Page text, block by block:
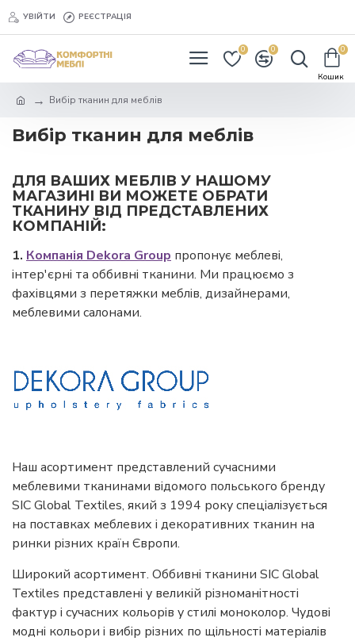
УВІЙТИ РЕЄСТРАЦІЯ
0 0 0
Вибір тканин для меблів
Вибір тканин для меблів
ДЛЯ ВАШИХ МЕБЛІВ У НАШОМУ
МАГАЗИНІ ВИ МОЖЕТЕ ОБРАТИ
ТКАНИНУ ВІД ПРЕДСТАВЛЕНИХ
КОМПАНІЙ:
1. Компанія Dekora Group пропонує меблеві,
інтер'єрні та оббивні тканини. Ми працюємо з
фахівцями з перетяжки меблів, дизайнерами,
меблевими салонами.
Наш асортимент представлений сучасними
меблевими тканинами відомого польського бренду
SIC Global Textiles, який з 1994 року спеціалізується
на поставках меблевих і декоративних тканин на
ринки різних країн Європи.
Широкий асортимент. Оббивні тканини SIC Global
Textiles представлені у великій різноманітності
фактур і сучасних кольорів у стилі моноколор. Чудові
модні кольори і вибір різних по щільності матеріалів